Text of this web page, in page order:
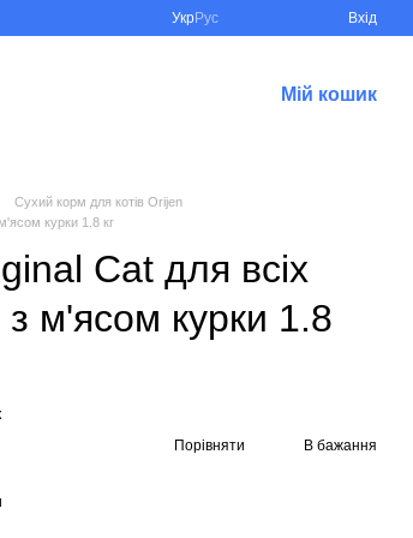
УкрРус Вхід
Мій кошик
Сухий корм для котів Orijen
курки 1.8 кг
Cat для всіх
з м'ясом курки 1.8
Порівняти В бажання